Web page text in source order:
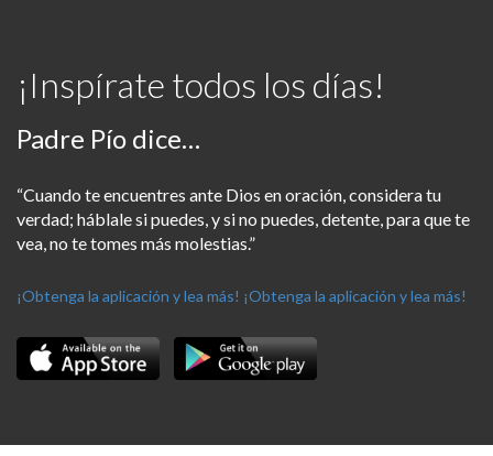
¡Inspírate todos los días!
Padre Pío dice…
“Cuando te encuentres ante Dios en oración, considera tu
verdad; háblale si puedes, y si no puedes, detente, para que te
vea, no te tomes más molestias.”
¡Obtenga la aplicación y lea más! ¡Obtenga la aplicación y lea más!